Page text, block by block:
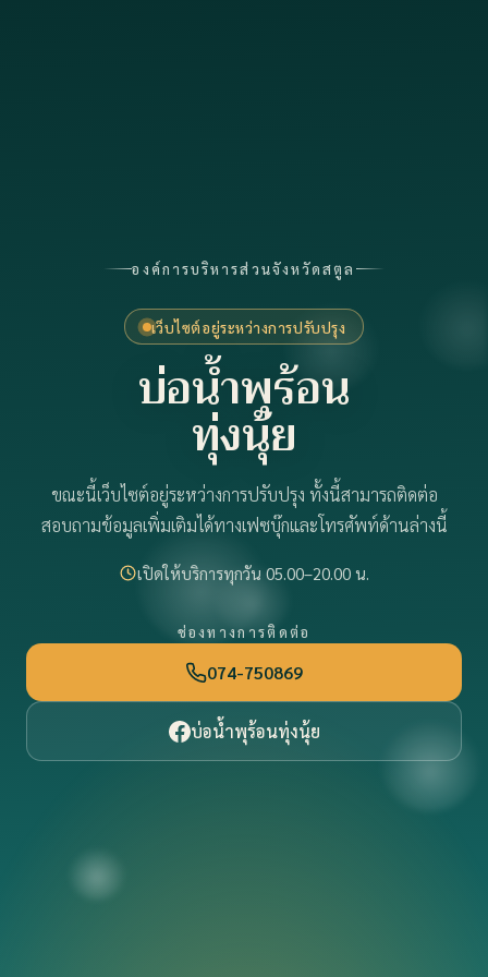
องค์การบริหารส่วนจังหวัดสตูล
เว็บไซต์อยู่ระหว่างการปรับปรุง
บ่อน้ำพุร้อน
ทุ่งนุ้ย
ขณะนี้เว็บไซต์อยู่ระหว่างการปรับปรุง ทั้งนี้สามารถติดต่อ
สอบถามข้อมูลเพิ่มเติมได้ทางเฟซบุ๊กและโทรศัพท์ด้านล่างนี้
เปิดให้บริการทุกวัน 05.00–20.00 น.
ช่องทางการติดต่อ
074-750869
บ่อน้ำพุร้อนทุ่งนุ้ย